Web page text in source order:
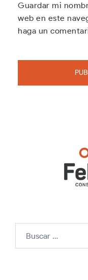
Guardar mi
web en este
haga un